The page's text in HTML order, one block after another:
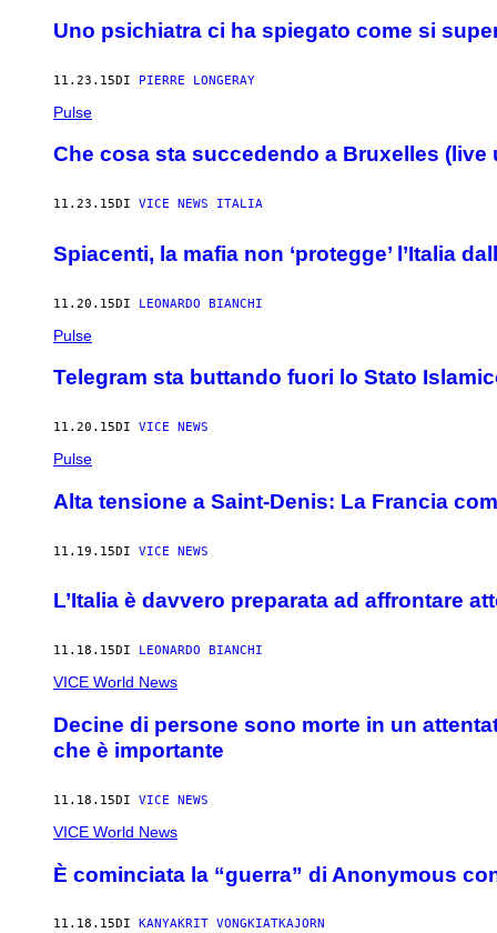
Uno psichiatra ci ha spiegato come si
11.23.15DI PIERRE LONGERAY
Pulse
Che cosa sta succedendo a Bruxelles (live
11.23.15DI VICE NEWS ITALIA
Spiacenti, la mafia non ‘protegge’ l’Italia
11.20.15DI LEONARDO BIANCHI
Pulse
Telegram sta buttando fuori lo Stato
11.20.15DI VICE NEWS
Pulse
Alta tensione a Saint-Denis: La Francia
11.19.15DI VICE NEWS
L’Italia è davvero preparata ad affrontare
11.18.15DI LEONARDO BIANCHI
VICE World News
Decine di persone sono morte in un
che è importante
11.18.15DI VICE NEWS
VICE World News
È cominciata la “guerra” di Anonymous
11.18.15DI KANYAKRIT VONGKIATKAJORN